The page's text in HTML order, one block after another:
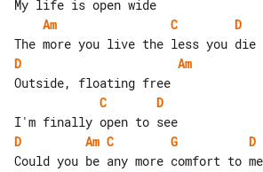
Am
C
D
D
Am
C
D
D
Am C G
D